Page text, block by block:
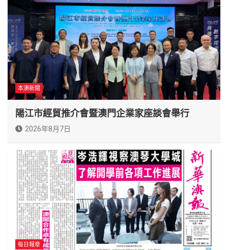
本澳新聞
陽江市經貿推介會暨澳門企業家座談會舉行
2026年8月7日
每日報章